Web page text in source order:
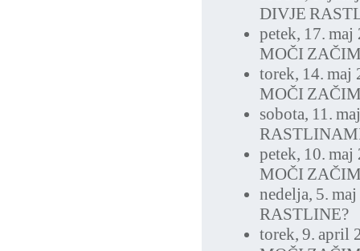
DIVJE
petek, 17.
MOČI
torek, 14. maj
MOČI
sobota, 11.
petek, 10.
MOČI
nedelja, 5.
RASTLINE?
torek, 9. april